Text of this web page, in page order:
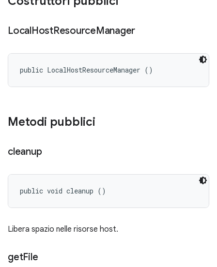
LocalHostResourceManager
public LocalHostResourceManager ()
Metodi pubblici
cleanup
public void cleanup ()
Libera spazio nelle risorse host.
getFile